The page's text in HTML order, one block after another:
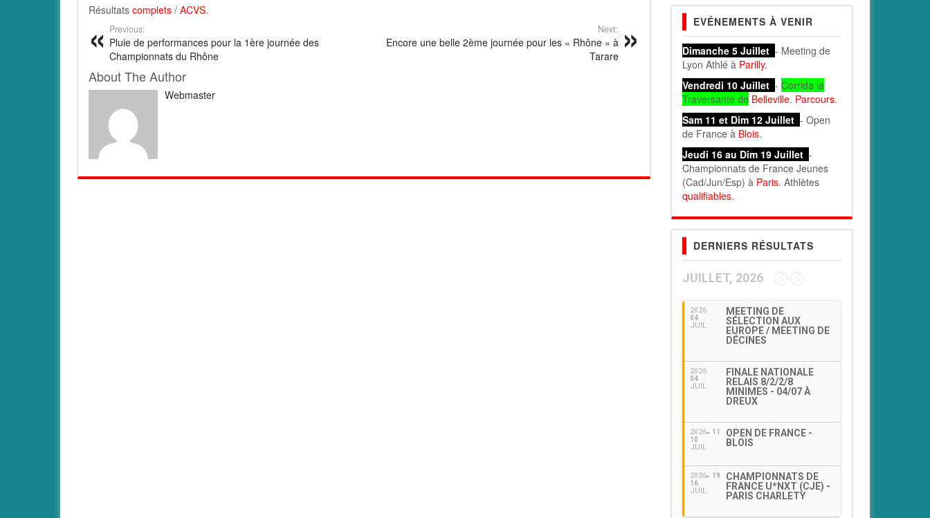
Résultats complets / ACVS.
Previous:
Pluie de performances pour la 1ère journée des
Championnats du Rhône
Next:
Encore une belle 2ème journée pour les « Rhône » à
Tarare
About The Author
Webmaster
EVÉNEMENTS À VENIR
Dimanche 5 Juillet - Meeting de
Lyon Athlé à Parilly.
Vendredi 10 Juillet - Corrida la
Traversante de Belleville. Parcours.
Sam 11 et Dim 12 Juillet - Open
de France à Blois.
Jeudi 16 au Dim 19 Juillet -
Championnats de France Jeunes
(Cad/Jun/Esp) à Paris. Athlètes
qualifiables.
DERNIERS RÉSULTATS
JUILLET, 2026
2026
04
JUIL
MEETING DE
SÉLECTION AUX
EUROPE / MEETING DE
DÉCINES
2026
04
JUIL
FINALE NATIONALE
RELAIS 8/2/2/8
MINIMES - 04/07 À
DREUX
2026
10
JUIL
11
OPEN DE FRANCE -
BLOIS
2026
16
JUIL
19
CHAMPIONNATS DE
FRANCE U*NXT (CJE) -
PARIS CHARLETY